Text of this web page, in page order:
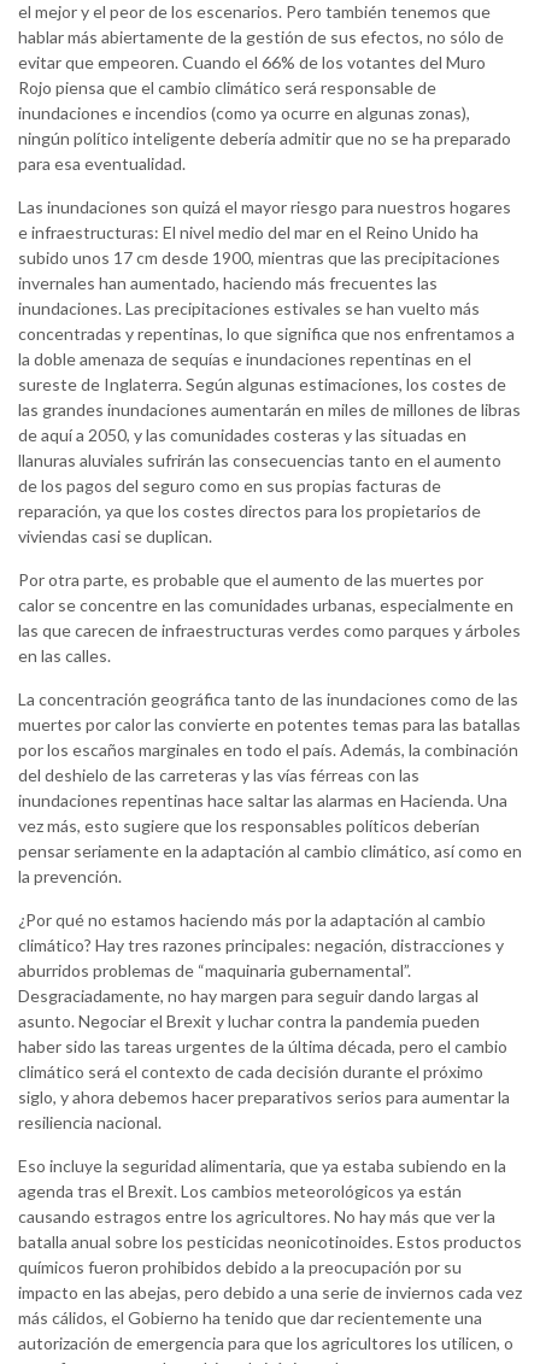
el mejor y el peor de los escenarios. Pero también tenemos que
hablar más abiertamente de la gestión de sus efectos, no sólo de
evitar que empeoren. Cuando el 66% de los votantes del Muro
Rojo piensa que el cambio climático será responsable de
inundaciones e incendios (como ya ocurre en algunas zonas),
ningún político inteligente debería admitir que no se ha preparado
para esa eventualidad.
Las inundaciones son quizá el mayor riesgo para nuestros hogares
e infraestructuras: El nivel medio del mar en el Reino Unido ha
subido unos 17 cm desde 1900, mientras que las precipitaciones
invernales han aumentado, haciendo más frecuentes las
inundaciones. Las precipitaciones estivales se han vuelto más
concentradas y repentinas, lo que significa que nos enfrentamos a
la doble amenaza de sequías e inundaciones repentinas en el
sureste de Inglaterra. Según algunas estimaciones, los costes de
las grandes inundaciones aumentarán en miles de millones de libras
de aquí a 2050, y las comunidades costeras y las situadas en
llanuras aluviales sufrirán las consecuencias tanto en el aumento
de los pagos del seguro como en sus propias facturas de
reparación, ya que los costes directos para los propietarios de
viviendas casi se duplican.
Por otra parte, es probable que el aumento de las muertes por
calor se concentre en las comunidades urbanas, especialmente en
las que carecen de infraestructuras verdes como parques y árboles
en las calles.
La concentración geográfica tanto de las inundaciones como de las
muertes por calor las convierte en potentes temas para las batallas
por los escaños marginales en todo el país. Además, la combinación
del deshielo de las carreteras y las vías férreas con las
inundaciones repentinas hace saltar las alarmas en Hacienda. Una
vez más, esto sugiere que los responsables políticos deberían
pensar seriamente en la adaptación al cambio climático, así como en
la prevención.
¿Por qué no estamos haciendo más por la adaptación al cambio
climático? Hay tres razones principales: negación, distracciones y
aburridos problemas de “maquinaria gubernamental”.
Desgraciadamente, no hay margen para seguir dando largas al
asunto. Negociar el Brexit y luchar contra la pandemia pueden
haber sido las tareas urgentes de la última década, pero el cambio
climático será el contexto de cada decisión durante el próximo
siglo, y ahora debemos hacer preparativos serios para aumentar la
resiliencia nacional.
Eso incluye la seguridad alimentaria, que ya estaba subiendo en la
agenda tras el Brexit. Los cambios meteorológicos ya están
causando estragos entre los agricultores. No hay más que ver la
batalla anual sobre los pesticidas neonicotinoides. Estos productos
químicos fueron prohibidos debido a la preocupación por su
impacto en las abejas, pero debido a una serie de inviernos cada vez
más cálidos, el Gobierno ha tenido que dar recientemente una
autorización de emergencia para que los agricultores los utilicen, o